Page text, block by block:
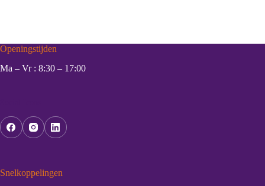
Openingstijden
Ma – Vr : 8:30 – 17:00
Snelkoppelingen